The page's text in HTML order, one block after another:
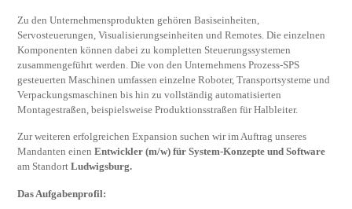
Zu den Unternehmensprodukten gehören Basiseinheiten,
Servosteuerungen, Visualisierungseinheiten und Remotes. Die einzelnen
Komponenten können dabei zu kompletten Steuerungssystemen
zusammengeführt werden. Die von den Unternehmens Prozess-SPS
gesteuerten Maschinen umfassen einzelne Roboter, Transportsysteme und
Verpackungsmaschinen bis hin zu vollständig automatisierten
Montagestraßen, beispielsweise Produktionsstraßen für Halbleiter.
Zur weiteren erfolgreichen Expansion suchen wir im Auftrag unseres
Mandanten einenEntwickler (m/w) für System-Konzepte und Software
am StandortLudwigsburg.
Das Aufgabenprofil: